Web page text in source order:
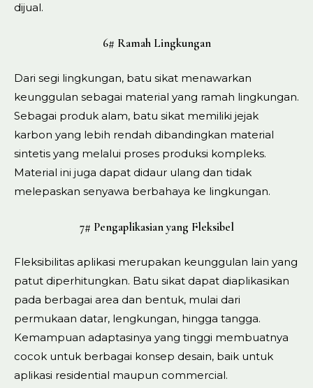
dijual.
6# Ramah Lingkungan
Dari segi lingkungan, batu sikat menawarkan
keunggulan sebagai material yang ramah lingkungan.
Sebagai produk alam, batu sikat memiliki jejak
karbon yang lebih rendah dibandingkan material
sintetis yang melalui proses produksi kompleks.
Material ini juga dapat didaur ulang dan tidak
melepaskan senyawa berbahaya ke lingkungan.
7# Pengaplikasian yang Fleksibel
Fleksibilitas aplikasi merupakan keunggulan lain yang
patut diperhitungkan. Batu sikat dapat diaplikasikan
pada berbagai area dan bentuk, mulai dari
permukaan datar, lengkungan, hingga tangga.
Kemampuan adaptasinya yang tinggi membuatnya
cocok untuk berbagai konsep desain, baik untuk
aplikasi residential maupun commercial.